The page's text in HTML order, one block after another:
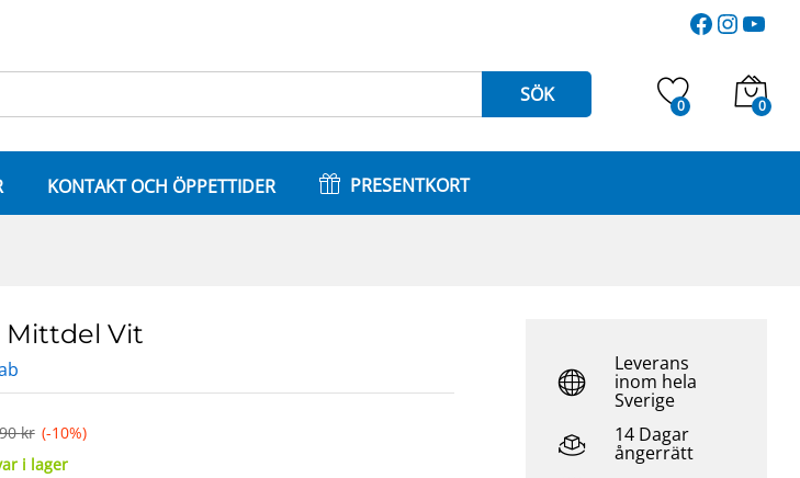
SÖK 0 0
KONTAKT OCH ÖPPETTIDER PRESENTKORT
Mittdel Vit
kr (-10%)
i lager
Leverans
inom hela
Sverige
14 Dagar
ångerrätt
Lägg till i varukorg